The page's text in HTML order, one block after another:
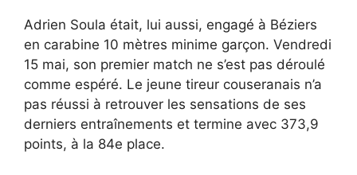
Adrien Soula était, lui aussi, engagé à Béziers
en carabine 10 mètres minime garçon. Vendredi
15 mai, son premier match ne s’est pas déroulé
comme espéré. Le jeune tireur couseranais n’a
pas réussi à retrouver les sensations de ses
derniers entraînements et termine avec 373,9
points, à la 84e place.